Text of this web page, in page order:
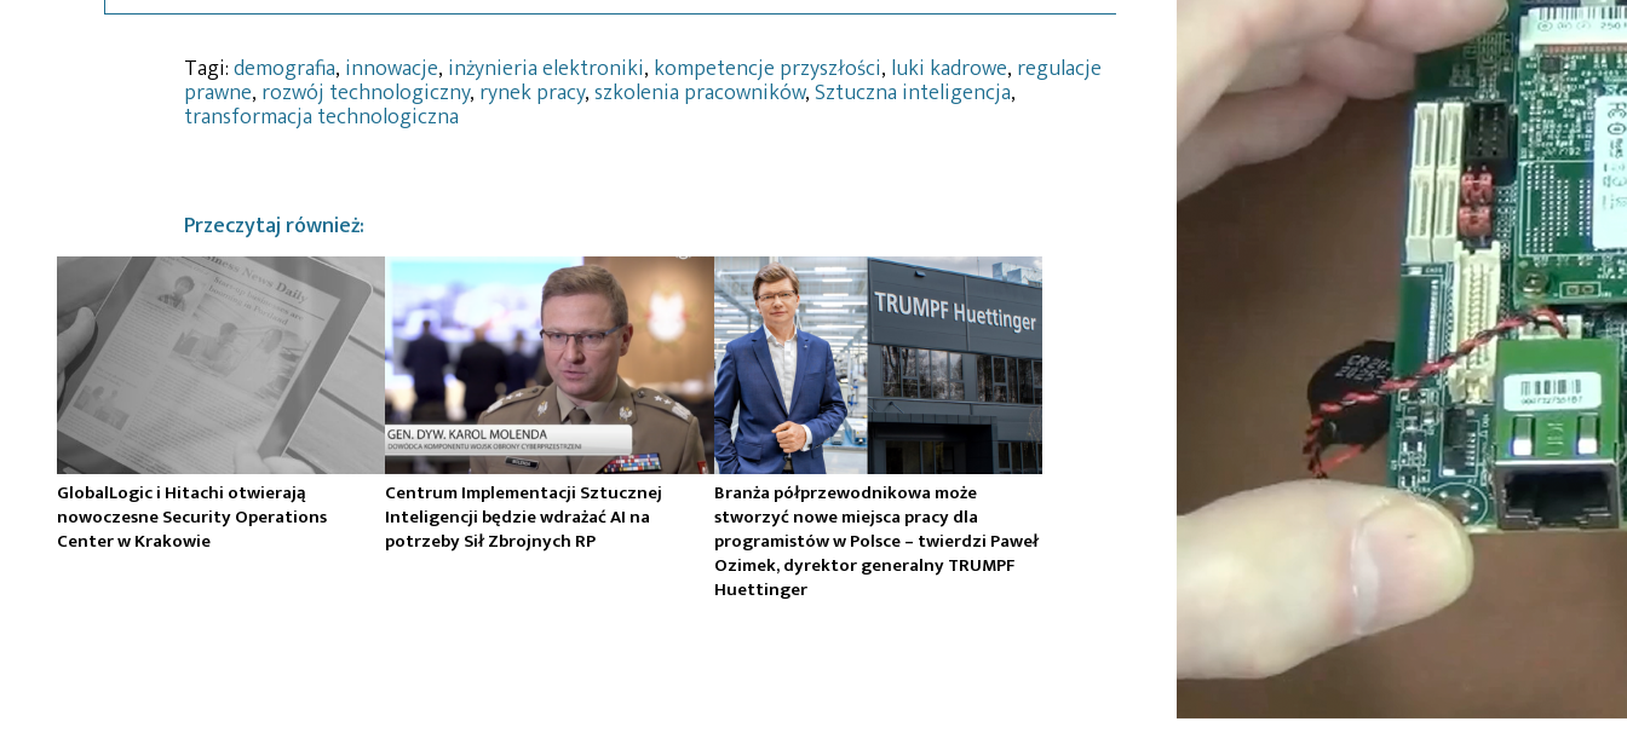
Tagi:demografia, innowacje, inżynieria elektroniki, kompetencje przyszłości, luki kadrowe, regulacje
prawne, rozwój technologiczny,rynek pracy,szkolenia pracowników,Sztuczna inteligencja,
transformacja technologiczna
Przeczytaj również:
GlobalLogic i Hitachi otwierają
nowoczesne Security Operations
Center w Krakowie
Centrum Implementacji Sztucznej
Inteligencji będzie wdrażać AI na
potrzeby Sił Zbrojnych RP
Branża półprzewodnikowa może
stworzyć nowe miejsca pracy dla
programistów w Polsce – twierdzi Paweł
Ozimek, dyrektor generalny TRUMPF
Huettinger